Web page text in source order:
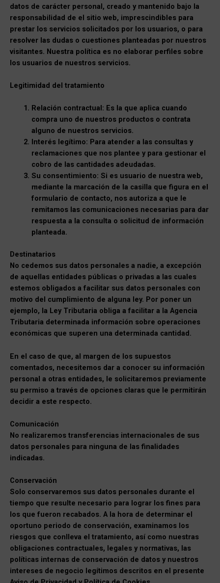
datos de carácter personal, creado y mantenido bajo la
responsabilidad de el sitio web, imprescindibles para
prestar los servicios solicitados por los usuarios, o para
resolver las dudas o cuestiones planteadas por nuestros
visitantes. Nuestra política es no elaborar perfiles sobre
los usuarios de nuestros servicios.
Legitimidad del tratamiento
Relación contractual: Es la que aplica cuando
compra uno de nuestros productos o contrata
alguno de nuestros servicios.
Interés legítimo: Para atender a las consultas y
reclamaciones que nos plantee y para gestionar el
cobro de las cantidades adeudadas.
Su consentimiento: Si es usuario de nuestra web,
mediante la marcación de la casilla que figura en el
formulario de contacto, nos autoriza a que le
remitamos las comunicaciones necesarias para dar
respuesta a la consulta o solicitud de información
planteada.
Destinatarios
No cedemos sus datos personales a nadie, a excepción
de aquellas entidades públicas o privadas a las cuales
estemos obligados a facilitar sus datos personales con
motivo del cumplimiento de alguna ley. Por poner un
ejemplo, la Ley Tributaria obliga a facilitar a la Agencia
Tributaria determinada información sobre operaciones
económicas que superen una determinada cantidad.
En el caso de que, al margen de los supuestos
comentados, necesitemos dar a conocer su información
personal a otras entidades, le solicitaremos previamente
su permiso a través de opciones claras que le permitirán
decidir a este respecto.
Comunicación
No realizaremos transferencias internacionales de sus
datos personales para ninguna de las finalidades
indicadas.
Conservación
Solo conservaremos sus datos personales durante el
tiempo que resulte necesario para lograr los fines para
los que fueron recabados. A la hora de determinar el
oportuno periodo de conservación, examinamos los
riesgos que conlleva el tratamiento, así como nuestras
obligaciones contractuales, legales y normativas, las
políticas internas de conservación de datos y nuestros
intereses de negocio legítimos descritos en el presente